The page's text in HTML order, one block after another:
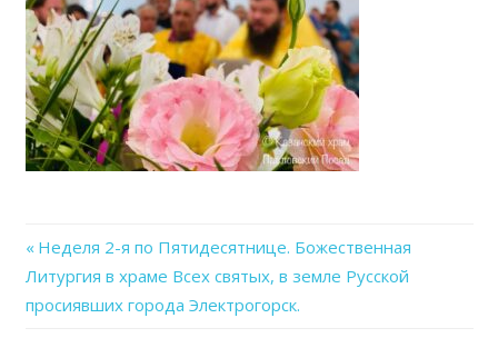
Навигация
по
Previous
Post:
Неделя 2-я по Пятидесятнице. Божественная
Литургия в храме Всех святых, в земле Русской
просиявших города Электрогорск.